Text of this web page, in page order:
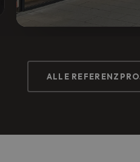
Vorher: Veraltete
Stromkosten.
Zentrum.
ALLE